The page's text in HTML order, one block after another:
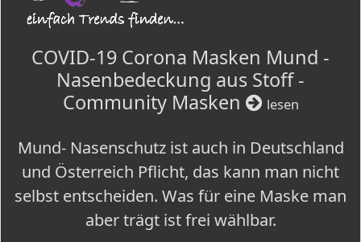
COVID-19 Corona Masken Mund -
Nasenbedeckung aus Stoff -
Community Masken
lesen
Mund- Nasenschutz ist auch in Deutschland
und Österreich Pflicht, das kann man nicht
selbst entscheiden. Was für eine Maske man
aber trägt ist frei wählbar.